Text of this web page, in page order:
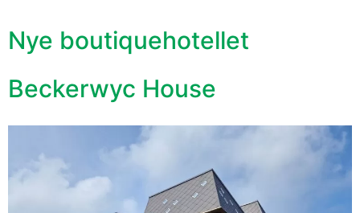
Nye boutiquehotellet
Beckerwyc House